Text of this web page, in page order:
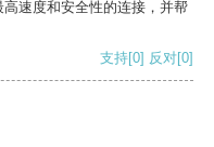
速度和安全性的连接，并帮
支持[0] 反对[0]